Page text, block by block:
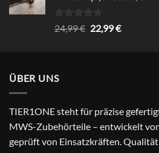
Rated4.67
out of 5
24,99€ Original
22,99€Current
ÜBER UNS
TIER1ONE steht für präzise
MWS-Zubehörteile – entwickelt
geprüft von Einsatzkräften.